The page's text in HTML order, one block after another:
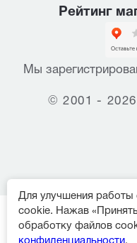
Рейтинг
Мы
© 2001 -
Для улучшения
cookie. Нажав
обработку файлов
конфиденциальности.